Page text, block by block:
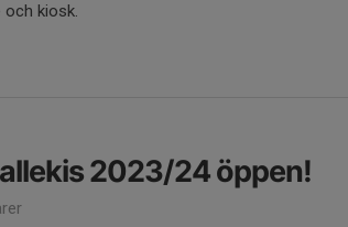
och kiosk.
2023/24 öppen!